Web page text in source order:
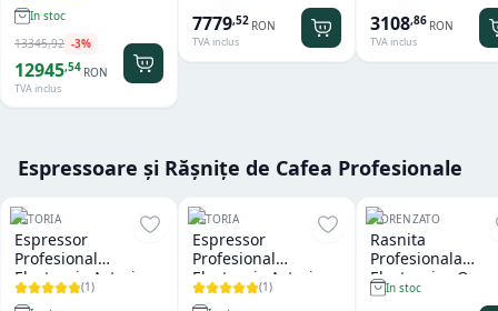
In stoc
13345,92 -3%
12945,54 RON
TVA inclus
7779,52 RON
TVA inclus
3108,86 RON
TVA inclus
Espressoare și Rășnițe de Cafea Profesionale
ASTORIA
Espressor
Profesional
Electronic Astoria
Tanya R SAE 2
(1)
ASTORIA
Espressor
Profesional
Electronic Astoria
Forma SAE Black 2
(1)
FIORENZATO
Rasnita
Profesionala
Electronica On
Demand
In stoc